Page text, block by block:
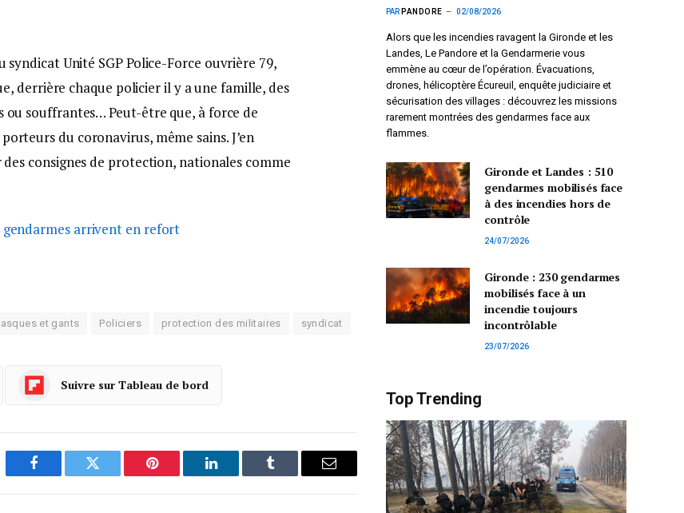
Unité SGP Police-Force ouvrière 79,
derrière chaque policier il y a une famille, des
ou souffrantes… Peut-être que, à force de
du coronavirus, même sains. J’en
consignes de protection, nationales comme
gendarmes arrivent en refort
et gants Policiers protection des militaires syndicat
Suivre sur Tableau de bord
Facebook Twitter Pinterest LinkedIn Tumblr Courriel
PAR PANDORE 02/08/2026
Alors que les incendies ravagent la Gironde et les
Landes, Le Pandore et la Gendarmerie vous
emmène au cœur de l’opération. Évacuations,
drones, hélicoptère Écureuil, enquête judiciaire et
sécurisation des villages : découvrez les missions
rarement montrées des gendarmes face aux
flammes.
Gironde et Landes : 510
gendarmes mobilisés face
à des incendies hors de
contrôle
24/07/2026
Gironde : 230 gendarmes
mobilisés face à un
incendie toujours
incontrôlable
23/07/2026
Top Trending